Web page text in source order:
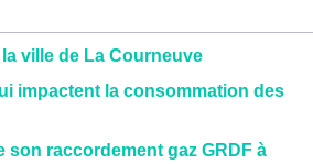
ville de La Courneuve
impactent la consommation des
son raccordement gaz GRDF à